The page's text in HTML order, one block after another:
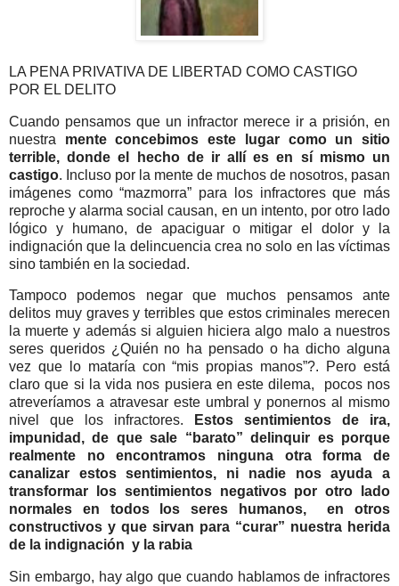
LA PENA PRIVATIVA DE LIBERTAD COMO CASTIGO
POR EL DELITO
Cuando pensamos que un infractor merece ir a prisión, en
nuestra mente concebimos este lugar como un sitio
terrible, donde el hecho de ir allí es en sí mismo un
castigo. Incluso por la mente de muchos de nosotros, pasan
imágenes como “mazmorra” para los infractores que más
reproche y alarma social causan, en un intento, por otro lado
lógico y humano, de apaciguar o mitigar el dolor y la
indignación que la delincuencia crea no solo en las víctimas
sino también en la sociedad.
Tampoco podemos negar que muchos pensamos ante
delitos muy graves y terribles que estos criminales merecen
la muerte y además si alguien hiciera algo malo a nuestros
seres queridos ¿Quién no ha pensado o ha dicho alguna
vez que lo mataría con “mis propias manos”?. Pero está
claro que si la vida nos pusiera en este dilema, pocos nos
atreveríamos a atravesar este umbral y ponernos al mismo
nivel que los infractores.
Estos sentimientos de ira,
impunidad, de que sale “barato” delinquir es porque
realmente no encontramos ninguna otra forma de
canalizar estos sentimientos, ni nadie nos ayuda a
transformar los sentimientos negativos por otro lado
normales en todos los seres humanos, en otros
constructivos y que sirvan para “curar” nuestra herida
de la indignación y la rabia
Sin embargo, hay algo que cuando hablamos de infractores